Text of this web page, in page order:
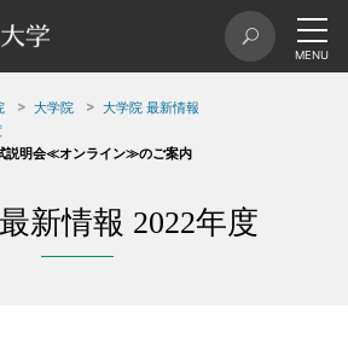
大学院
大学院 最新情報
明会≪オンライン≫のご案内
新情報 2022年度